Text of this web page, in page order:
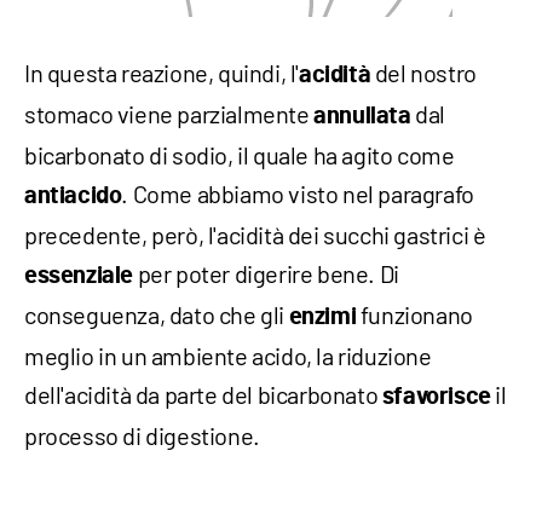
In questa reazione, quindi, l'acidità del nostro
stomaco viene parzialmenteannullata dal
bicarbonato di sodio, il quale ha agito come
antiacido. Come abbiamo visto nel paragrafo
precedente, però, l'acidità dei succhi gastrici è
essenziale per poter digerire bene. Di
conseguenza, dato che gli enzimi funzionano
meglio in un ambiente acido, la riduzione
dell'acidità da parte del bicarbonato sfavorisceil
processo di digestione.